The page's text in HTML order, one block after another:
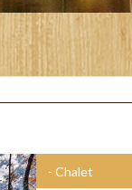
- Chalet